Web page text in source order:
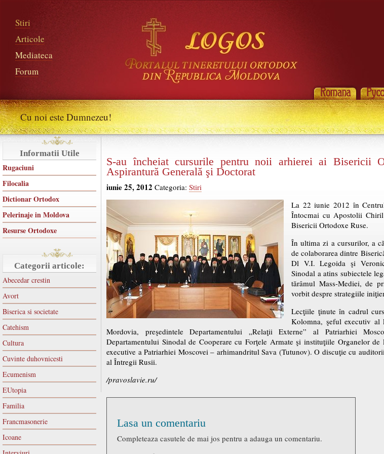
Stiri
Articole
Mediateca
Forum
Cu noi este Dumnezeu!
Informatii Utile
Rugaciuni
Filocalia
Dictionar Ortodox
Pelerinaje in Moldova
Resurse Ortodoxe
Categorii articole:
Abecedar crestin
Avort
Biserica si societate
Catehism
Cultura
Cuvinte duhovnicesti
Ecumenism
EUtopia
Familia
Francmasonerie
Icoane
S-au încheiat cursurile pentru noii arhierei ai Bisericii
Aspirantură Generală şi Doctorat
iunie 25, 2012 Categoria: Stiri
La 22 iunie 2012 în
Întocmai cu Apostolii
Bisericii Ortodoxe Ruse.
În ultima zi a cursurilor, a
de colaborarea dintre
Dl V.I. Legoida şi
Sinodal a atins subiectele
tărâmul Mass-Mediei, de
vorbit despre strategiile
Lecţiile ţinute în cadrul
Kolomna, şeful executiv al
Mordovia, preşedintele Departamentului „Relaţii Externe” al Patriarhiei
Departamentului Sinodal de Cooperare cu Forţele Armate şi instituţiile Organelor
executive a Patriarhiei Moscovei – arhimandritul Sava (Tutunov). O discuţie cu
al Întregii Rusii.
/pravoslavie.ru/
Lasa un comentariu
Completeaza casutele de mai jos pentru a adauga un comentariu.